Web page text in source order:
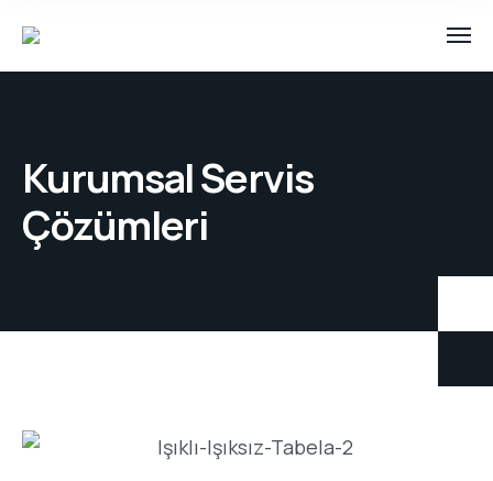
Kurumsal Servis
Çözümleri